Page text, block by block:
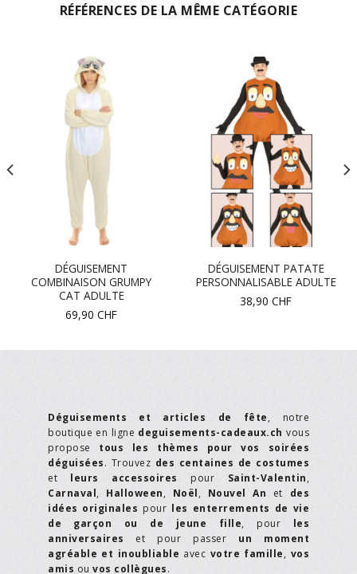
RÉFÉRENCES DE LA MÊME CATÉGORIE
DÉGUISEMENT
COMBINAISON GRUMPY
CAT ADULTE
69,90 CHF
DÉGUISEMENT PATATE
PERSONNALISABLE ADULTE
38,90 CHF
Déguisements et articles de fête, notre
boutique en ligne deguisements-cadeaux.ch vous
propose tous les thèmes pour vos soirées
déguisées. Trouvez des centaines de costumes
et leurs accessoires pour Saint-Valentin,
Carnaval, Halloween, Noël, Nouvel An et des
idées originales pour les enterrements de vie
de garçon ou de jeune fille, pour les
anniversaires et pour passer un moment
agréable et inoubliable avec votre famille, vos
amis ou vos collègues.